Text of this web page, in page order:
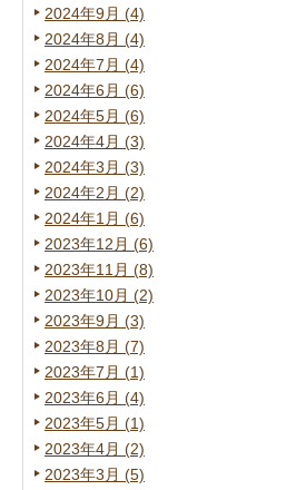
2024年9月 (4)
2024年8月 (4)
2024年7月 (4)
2024年6月 (6)
2024年5月 (6)
2024年4月 (3)
2024年3月 (3)
2024年2月 (2)
2024年1月 (6)
2023年12月 (6)
2023年11月 (8)
2023年10月 (2)
2023年9月 (3)
2023年8月 (7)
2023年7月 (1)
2023年6月 (4)
2023年5月 (1)
2023年4月 (2)
2023年3月 (5)